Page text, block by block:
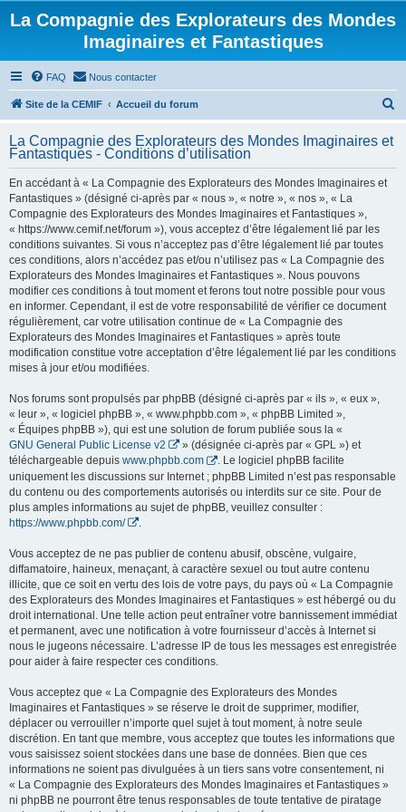
La Compagnie des Explorateurs des Mondes
Imaginaires et Fantastiques
FAQ Nous contacter
Site de la CEMIF Accueil du forum
h
La Compagnie des Explorateurs des Mondes Imaginaires et
Fantastiques - Conditions d’utilisation
En accédant à « La Compagnie des Explorateurs des Mondes Imaginaires et
Fantastiques » (désigné ci-après par « nous », « notre », « nos », « La
Compagnie des Explorateurs des Mondes Imaginaires et Fantastiques »,
« https://www.cemif.net/forum »), vous acceptez d’être légalement lié par les
conditions suivantes. Si vous n’acceptez pas d’être légalement lié par toutes
ces conditions, alors n’accédez pas et/ou n’utilisez pas « La Compagnie des
Explorateurs des Mondes Imaginaires et Fantastiques ». Nous pouvons
modifier ces conditions à tout moment et ferons tout notre possible pour vous
en informer. Cependant, il est de votre responsabilité de vérifier ce document
régulièrement, car votre utilisation continue de « La Compagnie des
Explorateurs des Mondes Imaginaires et Fantastiques » après toute
modification constitue votre acceptation d’être légalement lié par les conditions
mises à jour et/ou modifiées.
Nos forums sont propulsés par phpBB (désigné ci-après par « ils », « eux »,
« leur », « logiciel phpBB », « www.phpbb.com », « phpBB Limited »,
« Équipes phpBB »), qui est une solution de forum publiée sous la «
GNU General Public License v2
» (désignée ci-après par « GPL ») et
téléchargeable depuis www.phpbb.com
. Le logiciel phpBB facilite
uniquement les discussions sur Internet ; phpBB Limited n’est pas responsable
du contenu ou des comportements autorisés ou interdits sur ce site. Pour de
plus amples informations au sujet de phpBB, veuillez consulter :
https://www.phpbb.com/
Vous acceptez de ne pas publier de contenu abusif, obscène, vulgaire,
diffamatoire, haineux, menaçant, à caractère sexuel ou tout autre contenu
illicite, que ce soit en vertu des lois de votre pays, du pays où « La Compagnie
des Explorateurs des Mondes Imaginaires et Fantastiques » est hébergé ou du
droit international. Une telle action peut entraîner votre bannissement immédiat
et permanent, avec une notification à votre fournisseur d’accès à Internet si
nous le jugeons nécessaire. L’adresse IP de tous les messages est enregistrée
pour aider à faire respecter ces conditions.
Vous acceptez que « La Compagnie des Explorateurs des Mondes
Imaginaires et Fantastiques » se réserve le droit de supprimer, modifier,
déplacer ou verrouiller n’importe quel sujet à tout moment, à notre seule
discrétion. En tant que membre, vous acceptez que toutes les informations que
vous saisissez soient stockées dans une base de données. Bien que ces
informations ne soient pas divulguées à un tiers sans votre consentement, ni
« La Compagnie des Explorateurs des Mondes Imaginaires et Fantastiques »
ni phpBB ne pourront être tenus responsables de toute tentative de piratage